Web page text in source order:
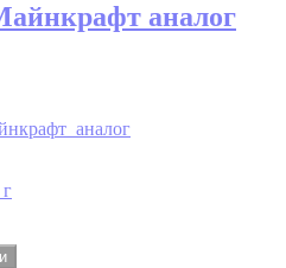
аналог
аналог